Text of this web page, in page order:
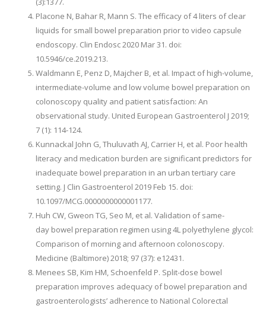
Placone N, Bahar R, Mann S. The efficacy of 4 liters of clear
liquids for small bowel preparation prior to video capsule
endoscopy. Clin Endosc 2020 Mar 31. doi:
10.5946/ce.2019.213.
Waldmann E, Penz D, Majcher B, et al. Impact of high-volume,
intermediate-volume and low volume bowel preparation on
colonoscopy quality and patient satisfaction: An
observational study. United European Gastroenterol J 2019;
7 (1): 114-124.
Kunnackal John G, Thuluvath AJ, Carrier H, et al. Poor health
literacy and medication burden are significant predictors for
inadequate bowel preparation in an urban tertiary care
setting. J Clin Gastroenterol 2019 Feb 15. doi:
10.1097/MCG.0000000000001177.
Huh CW, Gweon TG, Seo M, et al. Validation of same-
day bowel preparation regimen using 4L polyethylene glycol:
Comparison of morning and afternoon colonoscopy.
Medicine (Baltimore) 2018; 97 (37): e12431.
Menees SB, Kim HM, Schoenfeld P. Split-dose bowel
preparation improves adequacy of bowel preparation and
gastroenterologists’ adherence to National Colorectal